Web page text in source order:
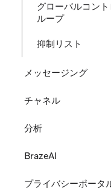
グローバルコン
ループ
抑制リスト
メッセージング
チャネル
分析
BrazeAI
プライバシーポータ